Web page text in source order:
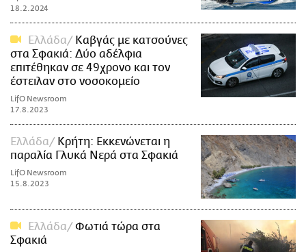
18.2.2024
Ελλάδα
Καβγάς με κατσούνες
στα Σφακιά: Δύο αδέλφια
επιτέθηκαν σε 49χρονο και τον
έστειλαν στο νοσοκομείο
LifO Newsroom
17.8.2023
Ελλάδα
Κρήτη: Εκκενώνεται η
παραλία Γλυκά Νερά στα Σφακιά
LifO Newsroom
15.8.2023
Ελλάδα
Φωτιά τώρα στα
Σφακιά